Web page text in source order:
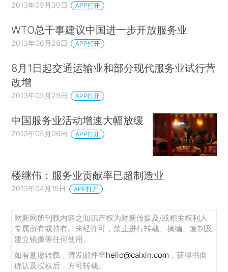
2013年05月30日 APP打开
WTO总干事建议中国进一步开放服务业
2013年06月28日 APP打开
8月1日起交通运输业和部分现代服务业试行营
改增
2013年05月29日 APP打开
中国服务业活动增速大幅放缓
2013年05月06日 APP打开
楼继伟：服务业贡献率已超制造业
2013年04月19日 APP打开
财新网所刊载内容之知识产权为财新传媒及/或相关权利人
专属所有或持有。未经许可，禁止进行转载、摘编、复制及
建立镜像等任何使用。
如有意愿转载，请发邮件至hello@caixin.com ，获得书面
确认及授权后，方可转载。